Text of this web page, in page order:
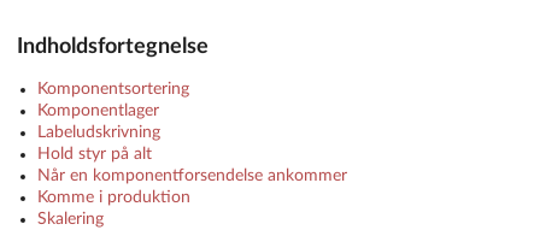
Indholdsfortegnelse
Komponentsortering
Komponentlager
Labeludskrivning
Hold styr på alt
Når en komponentforsendelse ankommer
Komme i produktion
Skalering